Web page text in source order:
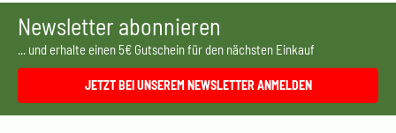
Newsletter abonnieren
... und erhalte einen 5€ Gutschein für den nächsten Einkauf
JETZT BEI UNSEREM NEWSLETTER ANMELDEN